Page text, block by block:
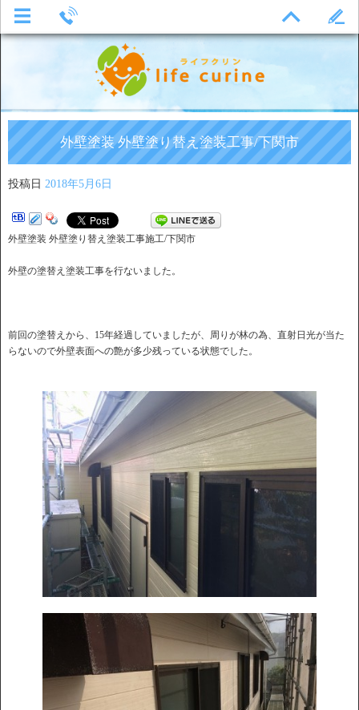
外壁塗装 外壁塗り替え塗装工事/下関市
投稿日 2018年5月6日
外壁塗装 外壁塗り替え塗装工事施工/下関市
外壁の塗替え塗装工事を行ないました。
前回の塗替えから、15年経過していましたが、周りが林の為、直射日光が当た
らないので外壁表面への艶が多少残っている状態でした。